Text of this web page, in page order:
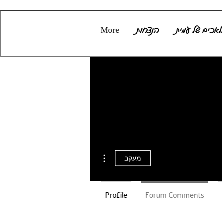
של עמית הנצחות More
מעקב
Profile Forum Comments